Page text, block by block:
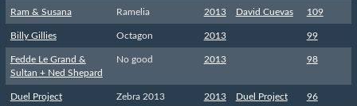
Ram & Susana Ramelia 2013 David Cuevas 109
Billy Gillies Octagon 2013 99
Fedde Le Grand &
Sultan + Ned Shepard
No good 2013 98
Duel Project Zebra 2013 2013 Duel Project 96